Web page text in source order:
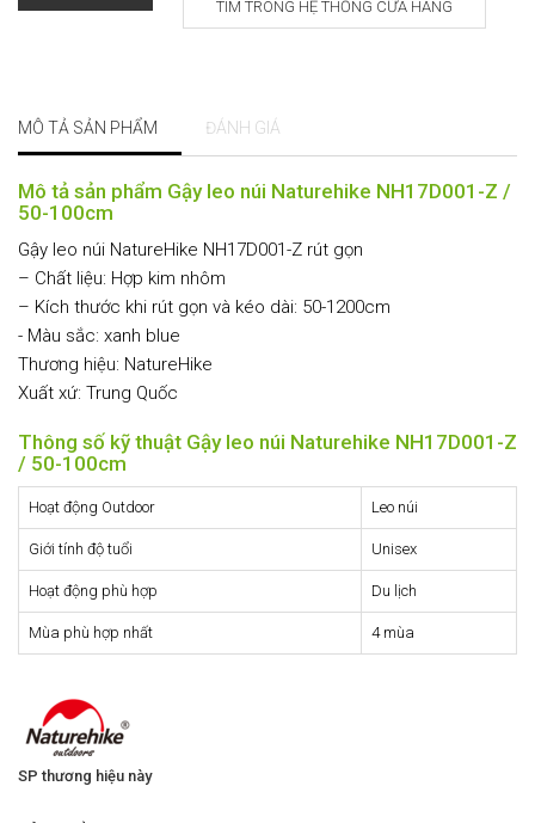
TÌM TRONG HỆ THỐNG CỬA HÀNG
MÔ TẢ SẢN PHẨM ĐÁNH GIÁ
Mô tả sản phẩm Gậy leo núi Naturehike NH17D001-Z /
50-100cm
Gậy leo núi NatureHike NH17D001-Z rút gọn
– Chất liệu: Hợp kim nhôm
– Kích thước khi rút gọn và kéo dài: 50-1200cm
- Màu sắc: xanh blue
Thương hiệu: NatureHike
Xuất xứ: Trung Quốc
Thông số kỹ thuật Gậy leo núi Naturehike NH17D001-Z
/ 50-100cm
Hoạt động Outdoor Leo núi
Giới tính độ tuổi Unisex
Hoạt động phù hợp Du lịch
Mùa phù hợp nhất 4 mùa
SP thương hiệu này